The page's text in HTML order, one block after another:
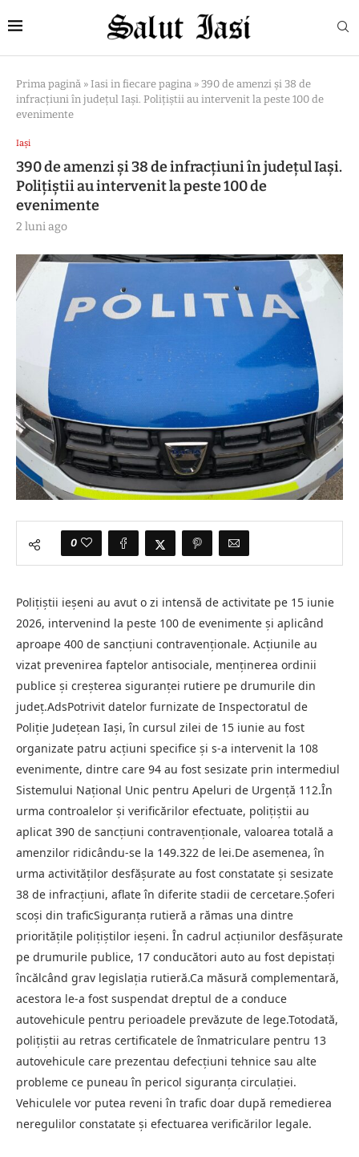
Prima pagină » Iasi in fiecare pagina » 390 de amenzi și 38 de
infracțiuni în județul Iași. Polițiștii au intervenit la peste 100 de
evenimente
Iași
390 de amenzi și 38 de infracțiuni în județul Iași.
Polițiștii au intervenit la peste 100 de
evenimente
2 luni ago
0
Polițiștii ieșeni au avut o zi intensă de activitate pe 15 iunie
2026, intervenind la peste 100 de evenimente și aplicând
aproape 400 de sancțiuni contravenționale. Acțiunile au
vizat prevenirea faptelor antisociale, menținerea ordinii
publice și creșterea siguranței rutiere pe drumurile din
județ.AdsPotrivit datelor furnizate de Inspectoratul de
Poliție Județean Iași, în cursul zilei de 15 iunie au fost
organizate patru acțiuni specifice și s-a intervenit la 108
evenimente, dintre care 94 au fost sesizate prin intermediul
Sistemului Național Unic pentru Apeluri de Urgență 112.În
urma controalelor și verificărilor efectuate, polițiștii au
aplicat 390 de sancțiuni contravenționale, valoarea totală a
amenzilor ridicându-se la 149.322 de lei.De asemenea, în
urma activităților desfășurate au fost constatate și sesizate
38 de infracțiuni, aflate în diferite stadii de cercetare.Șoferi
scoși din traficSiguranța rutieră a rămas una dintre
prioritățile polițiștilor ieșeni. În cadrul acțiunilor desfășurate
pe drumurile publice, 17 conducători auto au fost depistați
încălcând grav legislația rutieră.Ca măsură complementară,
acestora le-a fost suspendat dreptul de a conduce
autovehicule pentru perioadele prevăzute de lege.Totodată,
polițiștii au retras certificatele de înmatriculare pentru 13
autovehicule care prezentau defecțiuni tehnice sau alte
probleme ce puneau în pericol siguranța circulației.
Vehiculele vor putea reveni în trafic doar după remedierea
neregulilor constatate și efectuarea verificărilor legale.